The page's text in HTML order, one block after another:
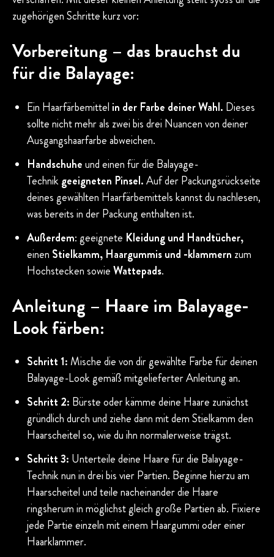
zugehörigen Schritte kurz vor:
Vorbereitung – das brauchst du
für die Balayage:
Ein Haarfärbemittel in der Farbe deiner Wahl. Dieses
sollte nicht mehr als zwei bis drei Nuancen von deiner
Ausgangshaarfarbe abweichen.
Handschuheund einen für die Balayage-
Technikgeeigneten Pinsel.Auf der Packungsrückseite
deines gewählten Haarfärbemittels kannst du nachlesen,
was bereits in der Packung enthalten ist.
Außerdem: geeignete Kleidung und Handtücher,
einen Stielkamm, Haargummis und -klammern zum
Hochstecken sowieWattepads.
Anleitung – Haare im Balayage-
Look färben:
Schritt 1: Mische die von dir gewählte Farbe für deinen
Balayage-Look gemäß mitgelieferter Anleitung an.
Schritt 2: Bürste oder kämme deine Haare zunächst
gründlich durch und ziehe dann mit dem Stielkamm den
Haarscheitel so, wie du ihn normalerweise trägst.
Schritt 3: Unterteile deine Haare für die Balayage-
Technik nun in drei bis vier Partien. Beginne hierzu am
Haarscheitel und teile nacheinander die Haare
ringsherum in möglichst gleich große Partien ab. Fixiere
jede Partie einzeln mit einem Haargummi oder einer
Haarklammer.